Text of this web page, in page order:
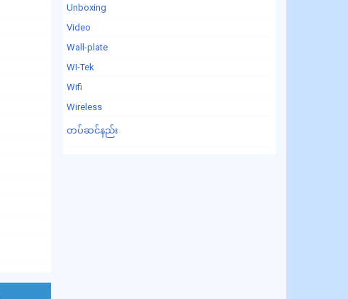
Unboxing
Video
Wall-plate
WI-Tek
Wifi
Wireless
တပ်ဆင်နည်း